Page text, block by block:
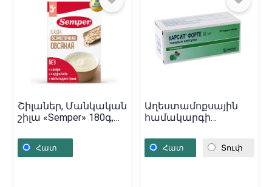
Շիլաներ, Մանկական
շիլա «Semper» 180գ,
Հատ
Աղեստամոքսային
համակարգի
Դեղապատիճներ
«Карсил Форте» 90մգ,
Հատ Տուփ